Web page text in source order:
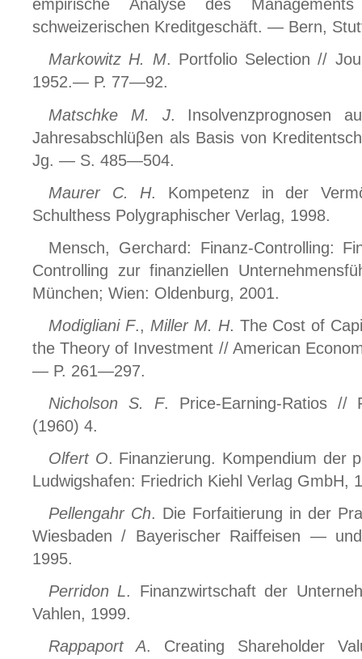
empirische Analyse des
schweizerischen Kreditgeschäft. — Bern,
Markowitz H. M. Portfolio Selection //
1952.— P. 77—92.
Matschke M. J. Insolvenzprognosen
Jahresabschlüβen als Basis von
Jg. — S. 485—504.
Maurer C. H. Kompetenz in der
Schulthess Polygraphischer Verlag, 1998.
Mensch, Gerchard: Finanz-Controlling:
Controlling zur finanziellen
München; Wien: Oldenburg, 2001.
Modigliani F., Miller M. H. The Cost of
the Theory of Investment // American
— P. 261—297.
Nicholson S. F. Price-Earning-Ratios //
(1960) 4.
Olfert O. Finanzierung. Kompendium der
Ludwigshafen: Friedrich Kiehl Verlag GmbH,
Pellengahr Ch. Die Forfaitierung in der
Wiesbaden / Bayerischer Raiffeisen —
1995.
Perridon L. Finanzwirtschaft der
Vahlen, 1999.
Rappaport A. Creating Shareholder